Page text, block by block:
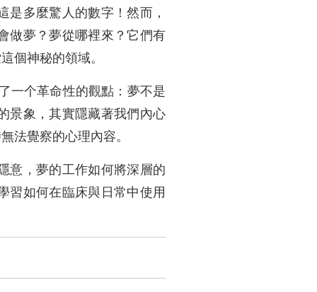
多麼驚人的數字！然而，
做夢？夢從哪裡來？它們有
個神秘的領域。
一个革命性的觀點：夢不是
景象，其實隱藏著我們內心
法覺察的心理內容。
意，夢的工作如何將深層的
習如何在臨床與日常中使用